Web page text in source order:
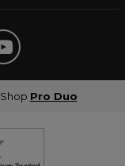
Shop Pro Duo